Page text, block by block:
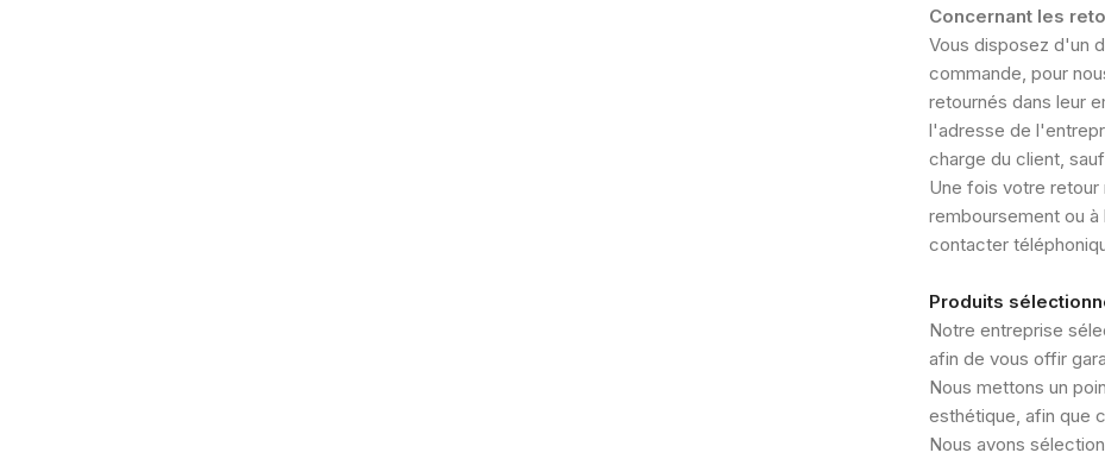
Concernant les
Vous disposez d'un
commande, pour
retournés dans leur
l'adresse de
charge du client,
Une fois votre
remboursement ou
contacter
Produits
Notre entreprise
afin de vous offir
Nous mettons un
esthétique, afin que
Nous avons